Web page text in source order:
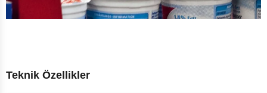
Teknik Özellikler